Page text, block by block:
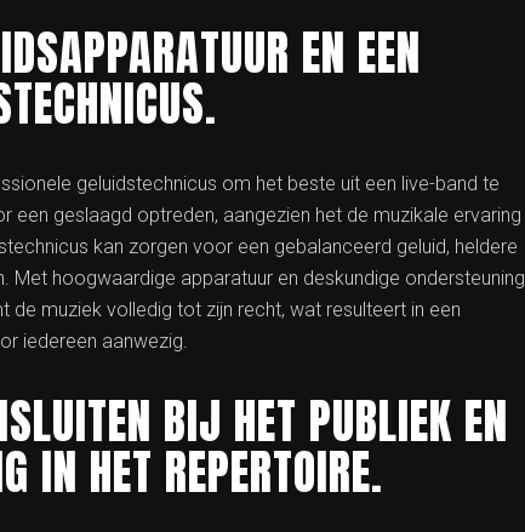
EN EEN
geluidstechnicus om het beste uit een live-band te
een geslaagd optreden, aangezien het de muzikale ervaring
kan zorgen voor een gebalanceerd geluid, heldere
Met hoogwaardige apparatuur en deskundige ondersteuning
muziek volledig tot zijn recht, wat resulteert in een
iedereen aanwezig.
BIJ HET PUBLIEK EN
IN HET REPERTOIRE.